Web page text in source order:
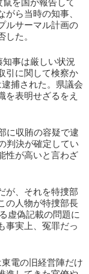
を国が報告して
ら当時の知事、
ルサーマル計画の
た。
事は厳しい状況
引に関して検察か
捕された。県議会
を表明せざるをえ
に収賄の容疑で逮
判決が確定してい
性が高いと言わざ
が、それを特捜部
の人物が特捜部長
虚偽記載の問題に
事実上、冤罪だっ
電の旧経営陣だけ